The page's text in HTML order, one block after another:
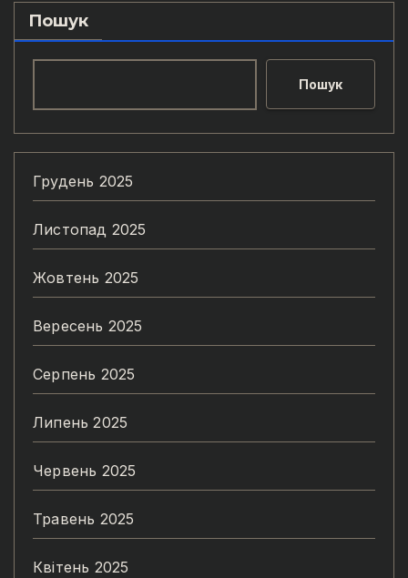
Пошук
Пошук
Грудень 2025
Листопад 2025
Жовтень 2025
Вересень 2025
Серпень 2025
Липень 2025
Червень 2025
Травень 2025
Квітень 2025